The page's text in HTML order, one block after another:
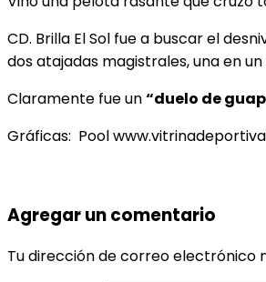
CD. Brilla El Sol fue a buscar el
dos atajadas magistrales, una en
Claramente fue un“duelo de
Gráficas: Pool
Agregar un comentario
Tu dirección de correo electrónico